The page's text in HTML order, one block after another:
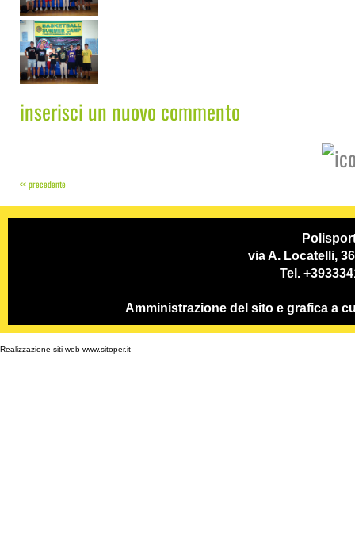
inserisci un nuovo commento
<< precedente
via A. Locatelli,
Tel.
Amministrazione del sito e grafica a
Realizzazione siti web www.sitoper.it